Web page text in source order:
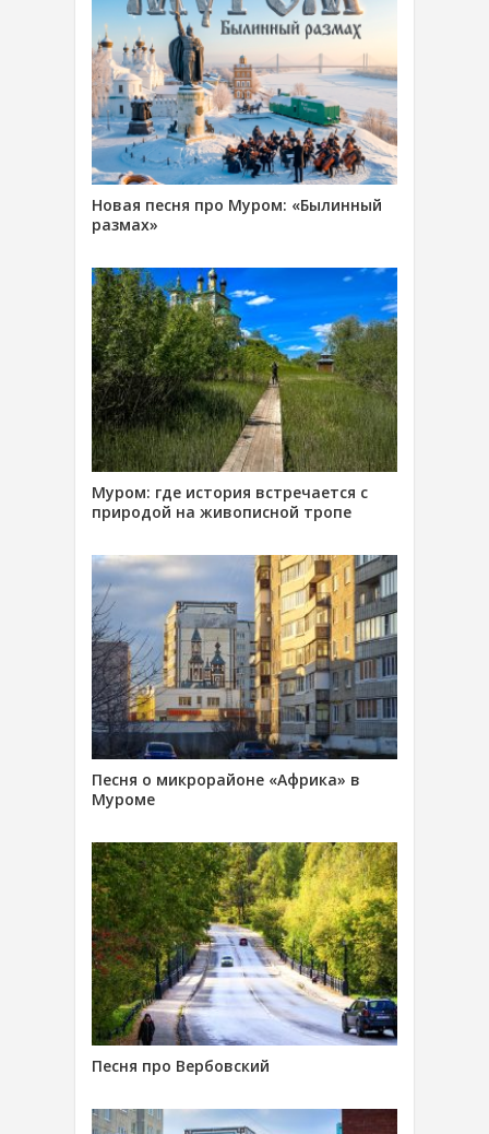
Новая песня про Муром: «Былинный
размах»
Муром: где история встречается с
природой на живописной тропе
Песня о микрорайоне «Африка» в
Муроме
Песня про Вербовский